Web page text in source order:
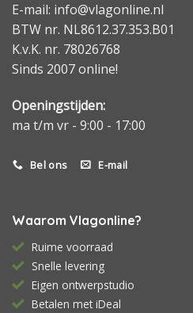
E-mail: info@vlagonline.nl
BTW nr. NL8612.37.353.B01
K.v.K. nr. 78026768
Sinds 2007 online!
Openingstijden:
ma t/m vr - 9:00 - 17:00
Bel ons E-mail
Waarom Vlagonline?
Ruime voorraad
Snelle levering
Eigen ontwerpstudio
Betalen met iDeal